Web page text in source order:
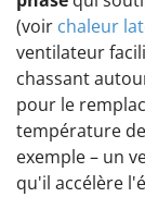
(voir chaleur
ventilateur
chassant
pour le
température de
exemple – un
qu'il accélère